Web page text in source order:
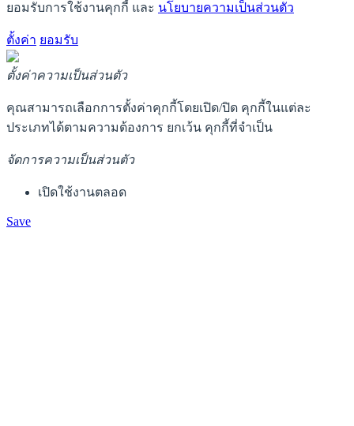
ยอมรับการใช้งานคุกกี้ และ นโยบายความเป็นส่วนตัว
ตั้งค่า ยอมรับ
ตั้งค่าความเป็นส่วนตัว
คุณสามารถเลือกการตั้งค่าคุกกี้โดยเปิด/ปิด คุกกี้ในแต่ละ
ประเภทได้ตามความต้องการ ยกเว้น คุกกี้ที่จำเป็น
จัดการความเป็นส่วนตัว
เปิดใช้งานตลอด
Save